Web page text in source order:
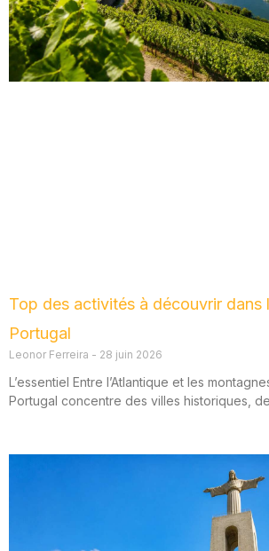
Top des activités à découvrir dans
Portugal
Leonor Ferreira 28 juin 2026
L’essentiel Entre l’Atlantique et les
Portugal concentre des villes historiques,